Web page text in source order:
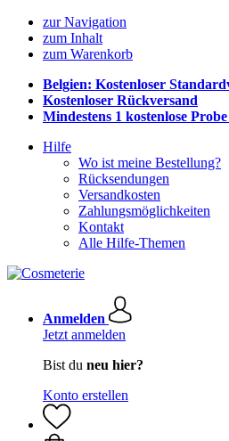
zur Navigation
zum Inhalt
zum Warenkorb
Belgien: Kostenloser
Kostenloser Rückversand
Mindestens 1 kostenlose Probe
Hilfe
Wo ist meine Bestellung?
Rücksendungen
Versandkosten
Zahlungsmöglichkeiten
Kontakt
Alle Hilfe-Themen
Anmelden
Jetzt anmelden
Bist du neu hier?
Konto erstellen